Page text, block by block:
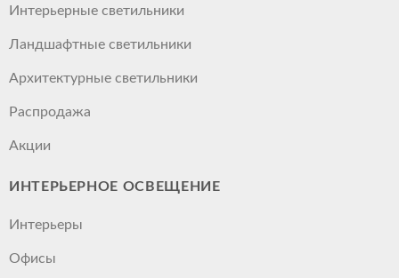
Интерьерные светильники
Ландшафтные светильники
Архитектурные светильники
Распродажа
Акции
ИНТЕРЬЕРНОЕ ОСВЕЩЕНИЕ
Интерьеры
Офисы